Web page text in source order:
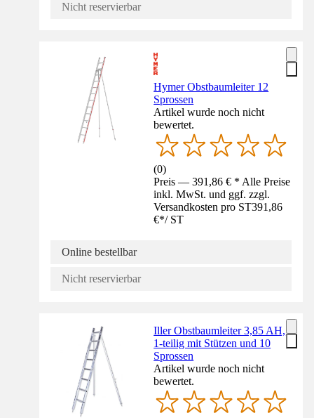
Nicht reservierbar
Hymer Obstbaumleiter 12
Sprossen
Artikel wurde noch nicht
bewertet.
(0)
Preis — 391,86 € * Alle Preise
inkl. MwSt. und ggf. zzgl.
Versandkosten pro ST391,86
€*/ ST
Online bestellbar
Nicht reservierbar
Iller Obstbaumleiter 3,85 AH,
1-teilig mit Stützen und 10
Sprossen
Artikel wurde noch nicht
bewertet.